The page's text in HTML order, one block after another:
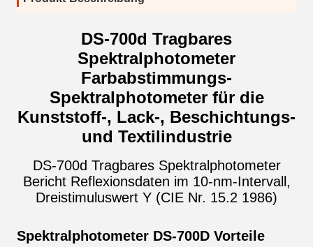
DS-700d Tragbares
Spektralphotometer
Farbabstimmungs-
Spektralphotometer für die
Kunststoff-, Lack-, Beschichtungs-
und Textilindustrie
DS-700d Tragbares Spektralphotometer
Bericht Reflexionsdaten im 10-nm-Intervall,
Dreistimuluswert Y (CIE Nr. 15.2 1986)
Spektralphotometer DS-700D Vorteile